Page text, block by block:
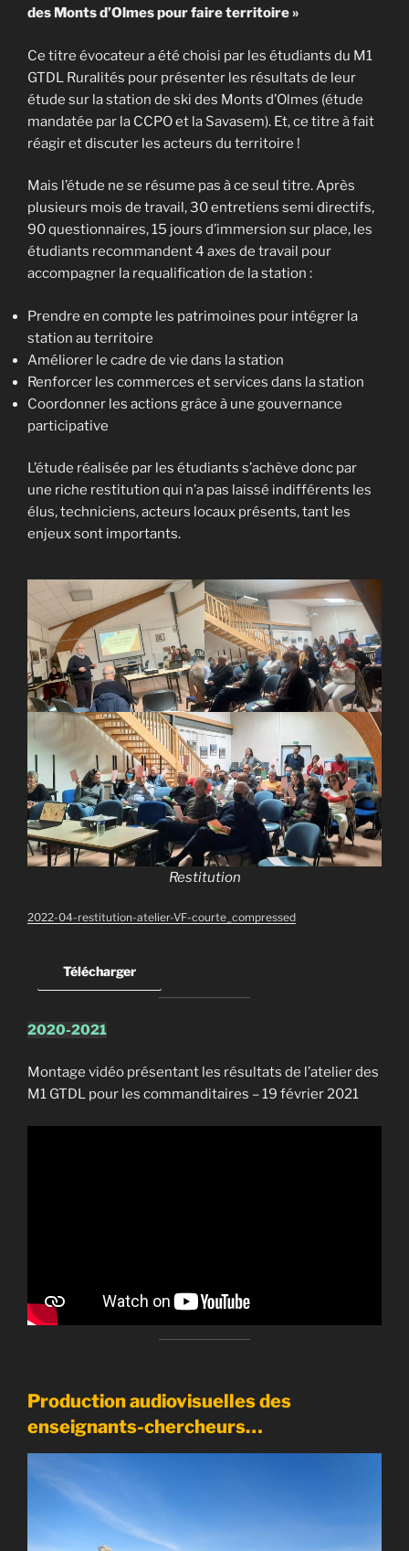
des Monts d’Olmes pour faire territoire »
Ce titre évocateur a été choisi par les étudiants du M1
GTDL Ruralités pour présenter les résultats de leur
étude sur la station de ski des Monts d’Olmes (étude
mandatée par la CCPO et la Savasem). Et, ce titre à fait
réagir et discuter les acteurs du territoire !
Mais l’étude ne se résume pas à ce seul titre. Après
plusieurs mois de travail, 30 entretiens semi directifs,
90 questionnaires, 15 jours d’immersion sur place, les
étudiants recommandent 4 axes de travail pour
accompagner la requalification de la station :
Prendre en compte les patrimoines pour intégrer la
station au territoire
Améliorer le cadre de vie dans la station
Renforcer les commerces et services dans la station
Coordonner les actions grâce à une gouvernance
participative
L’étude réalisée par les étudiants s’achève donc par
une riche restitution qui n’a pas laissé indifférents les
élus, techniciens, acteurs locaux présents, tant les
enjeux sont importants.
Restitution
2022-04-restitution-atelier-VF-courte_compressed
Télécharger
2020-2021
Montage vidéo présentant les résultats de l’atelier des
M1 GTDL pour les commanditaires – 19 février 2021
Production audiovisuelles des
enseignants-chercheurs…